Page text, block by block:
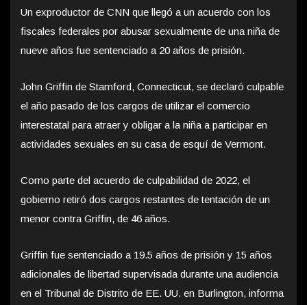
Un exproductor de CNN que llegó a un acuerdo con los
fiscales federales por abusar sexualmente de una niña de
nueve años fue sentenciado a 20 años de prisión.
John Griffin de Stamford, Connecticut, se declaró culpable
el año pasado de los cargos de utilizar el comercio
interestatal para atraer y obligar a la niña a participar en
actividades sexuales en su casa de esquí de Vermont.
Como parte del acuerdo de culpabilidad de 2022, el
gobierno retiró dos cargos restantes de tentación de un
menor contra Griffin, de 46 años.
Griffin fue sentenciado a 19.5 años de prisión y 15 años
adicionales de libertad supervisada durante una audiencia
en el Tribunal de Distrito de EE. UU. en Burlington, informa